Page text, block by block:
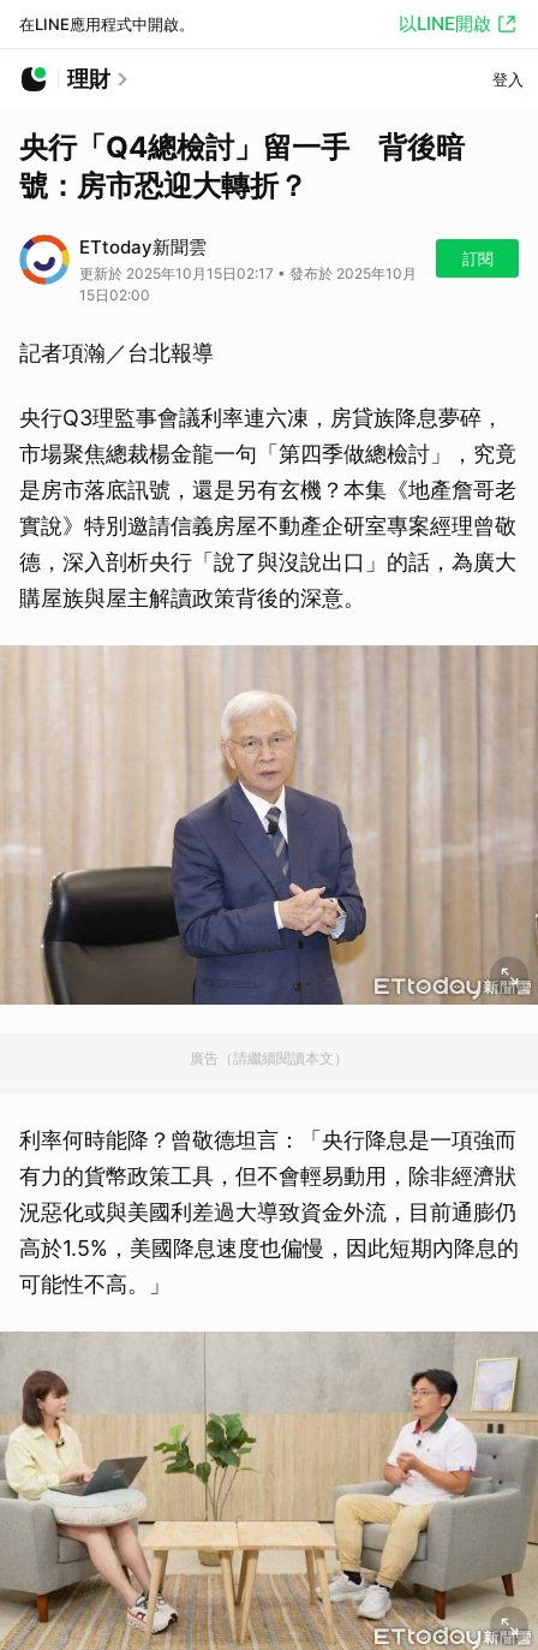
在LINE應用程式中開啟。 以LINE開啟
理財 登入
央行「Q4總檢討」留一手 背後暗
號：房市恐迎大轉折？
ETtoday新聞雲
更新於 2025年10月15日02:17 • 發布於 2025年10月
15日02:00
訂閱
記者項瀚／台北報導
央行Q3理監事會議利率連六凍，房貸族降息夢碎，
市場聚焦總裁楊金龍一句「第四季做總檢討」，究竟
是房市落底訊號，還是另有玄機？本集《地產詹哥老
實說》特別邀請信義房屋不動產企研室專案經理曾敬
德，深入剖析央行「說了與沒說出口」的話，為廣大
購屋族與屋主解讀政策背後的深意。
廣告（請繼續閱讀本文）
利率何時能降？曾敬德坦言：「央行降息是一項強而
有力的貨幣政策工具，但不會輕易動用，除非經濟狀
況惡化或與美國利差過大導致資金外流，目前通膨仍
高於1.5%，美國降息速度也偏慢，因此短期內降息的
可能性不高。」